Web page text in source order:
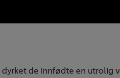
de innfødte en utrolig